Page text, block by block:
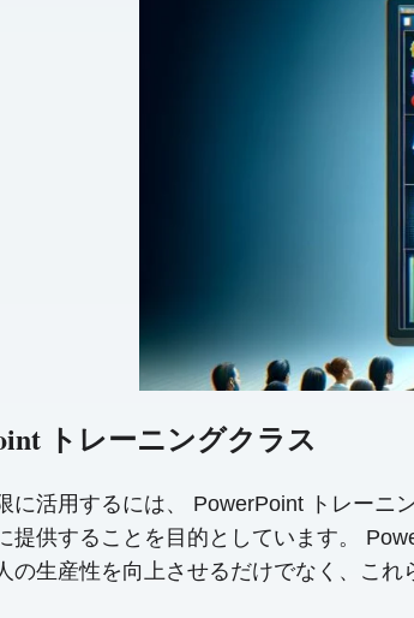
トレーニングクラス
に活用するには、 PowerPoint トレー
提供することを目的としています。
の生産性を向上させるだけでなく、こ